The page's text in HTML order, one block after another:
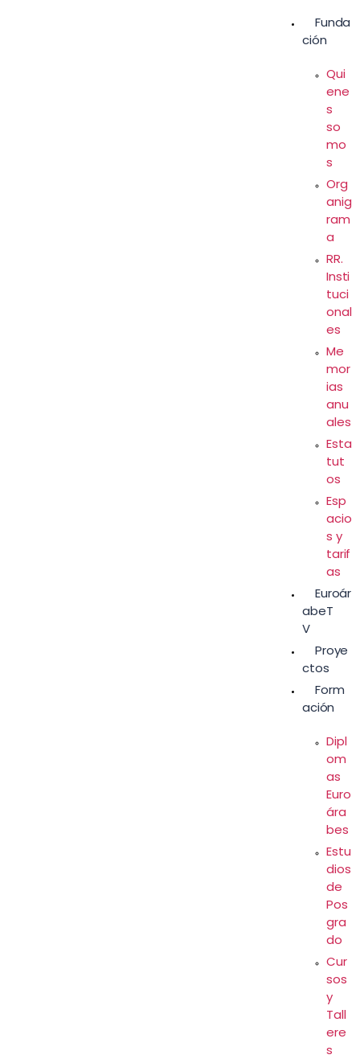
Funda
ción
Qui
ene
s
so
mo
s
Org
anig
ram
a
RR.
Insti
tuci
onal
es
Me
mor
ias
anu
ales
Esta
tut
os
Esp
acio
s y
tarif
as
Euroár
abeT
V
Proye
ctos
Form
ación
Dipl
om
as
Euro
ára
bes
Estu
dios
de
Pos
gra
do
Cur
sos
y
Tall
ere
s